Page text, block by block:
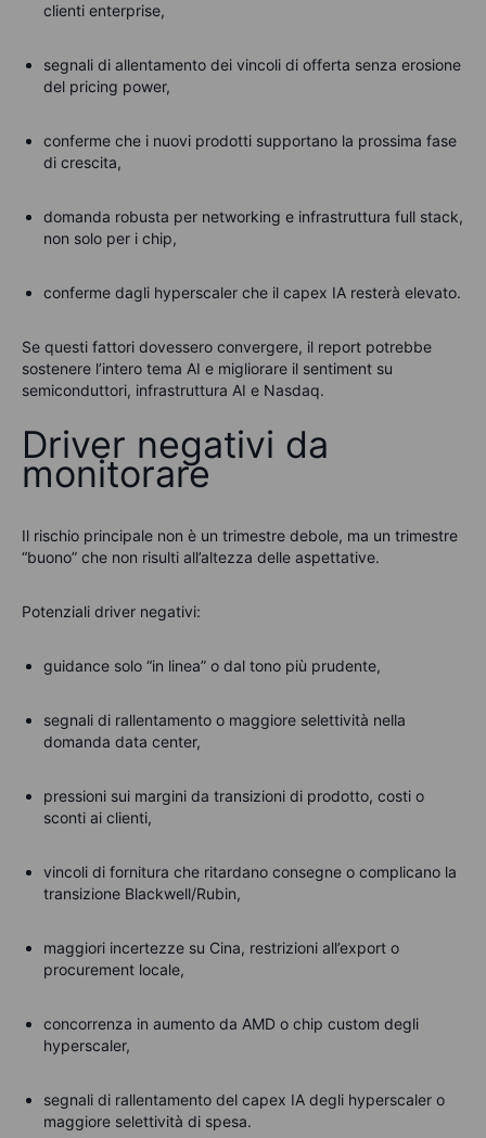
clienti enterprise,
segnali di allentamento dei vincoli di offerta senza erosione
del pricing power,
conferme che i nuovi prodotti supportano la prossima fase
di crescita,
domanda robusta per networking e infrastruttura full stack,
non solo per i chip,
conferme dagli hyperscaler che il capex IA resterà elevato.
Se questi fattori dovessero convergere, il report potrebbe
sostenere l’intero tema AI e migliorare il sentiment su
semiconduttori, infrastruttura AI e Nasdaq.
Driver negativi da
monitorare
Il rischio principale non è un trimestre debole, ma un trimestre
“buono” che non risulti all’altezza delle aspettative.
Potenziali driver negativi:
guidance solo “in linea” o dal tono più prudente,
segnali di rallentamento o maggiore selettività nella
domanda data center,
pressioni sui margini da transizioni di prodotto, costi o
sconti ai clienti,
vincoli di fornitura che ritardano consegne o complicano la
transizione Blackwell/Rubin,
maggiori incertezze su Cina, restrizioni all’export o
procurement locale,
concorrenza in aumento da AMD o chip custom degli
hyperscaler,
segnali di rallentamento del capex IA degli hyperscaler o
maggiore selettività di spesa.